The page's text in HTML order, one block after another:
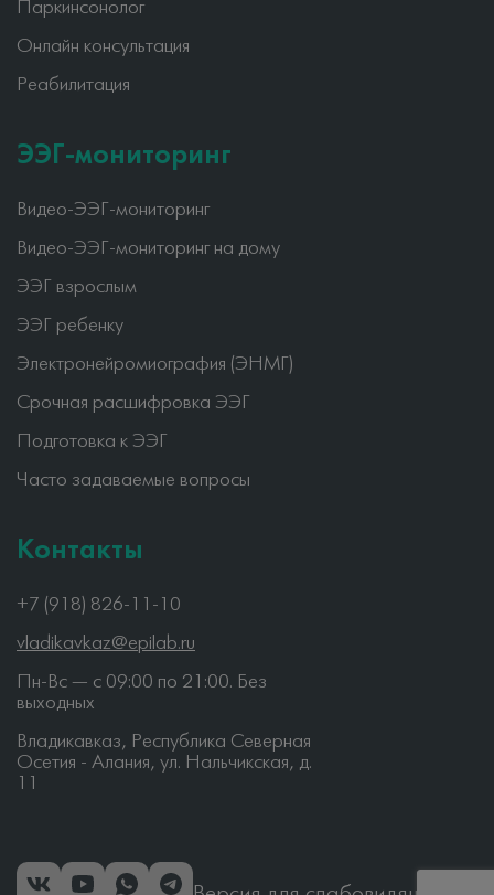
Паркинсонолог
Онлайн консультация
Реабилитация
ЭЭГ-мониторинг
Видео-ЭЭГ-мониторинг
Видео-ЭЭГ-мониторинг на дому
ЭЭГ взрослым
ЭЭГ ребенку
Электронейромиография (ЭНМГ)
Срочная расшифровка ЭЭГ
Подготовка к ЭЭГ
Часто задаваемые вопросы
Контакты
+7 (918) 826-11-10
vladikavkaz@epilab.ru
Пн-Вс — c 09:00 по 21:00. Без
выходных
Владикавказ, Республика Северная
Осетия - Алания, ул. Нальчикская, д.